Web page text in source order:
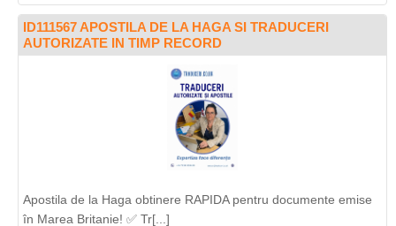
ID111567 APOSTILA DE LA HAGA SI TRADUCERI
AUTORIZATE IN TIMP RECORD
Apostila de la Haga obtinere RAPIDA pentru documente emise
în Marea Britanie! ✅ Tr[...]